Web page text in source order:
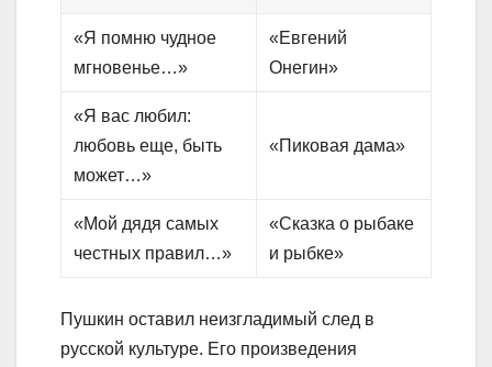
«Я помню чудное
мгновенье…»
«Евгений
Онегин»
«Я вас любил:
любовь еще, быть
может…»
«Пиковая дама»
«Мой дядя самых
честных правил…»
«Сказка о рыбаке
и рыбке»
Пушкин оставил неизгладимый след в
русской культуре. Его произведения